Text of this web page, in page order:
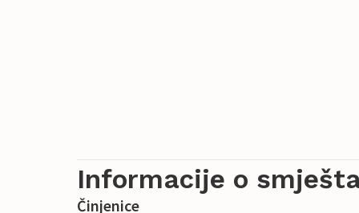
Informacije o
Činjenice